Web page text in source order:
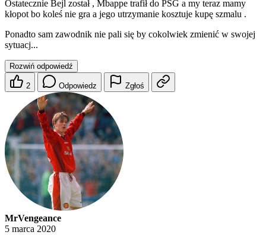
Ostatecznie Bejl został , Mbappe trafił do PSG a my teraz mamy
kłopot bo koleś nie gra a jego utrzymanie kosztuje kupę szmalu .
Ponadto sam zawodnik nie pali się by cokolwiek zmienić w swojej
sytuacj...
Rozwiń odpowiedź
2 Odpowiedz Zgłoś
MrVengeance
5 marca 2020